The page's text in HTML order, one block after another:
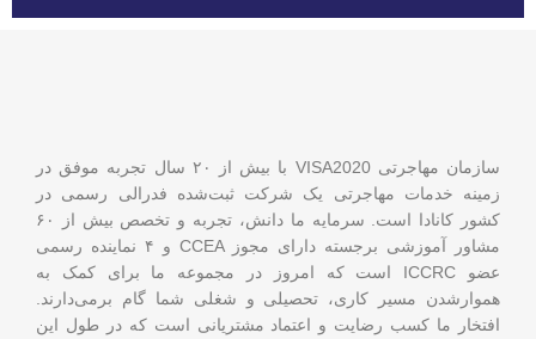
سازمان مهاجرتی VISA2020 با بیش از ۲۰ سال تجربه موفق در
زمینه خدمات مهاجرتی یک شرکت ثبت‌شده فدرالی رسمی در
کشور کانادا است. سرمایه ما دانش، تجربه و تخصص بیش از ۶۰
مشاور آموزشی برجسته دارای مجوز CCEA و ۴ نماینده رسمی
عضو ICCRC است که امروز در مجموعه ما برای کمک به
هموارشدن مسیر کاری، تحصیلی و شغلی شما گام برمی‌دارند.
افتخار ما کسب رضایت و اعتماد مشتریانی است که در طول این